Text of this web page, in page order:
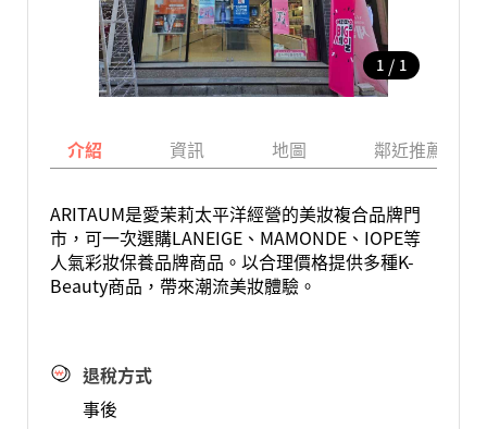
1 / 1
介紹 資訊 地圖 鄰近推薦景點
ARITAUM是愛茉莉太平洋經營的美妝複合品牌門
市，可一次選購LANEIGE、MAMONDE、IOPE等
人氣彩妝保養品牌商品。以合理價格提供多種K-
Beauty商品，帶來潮流美妝體驗。
退稅方式
事後